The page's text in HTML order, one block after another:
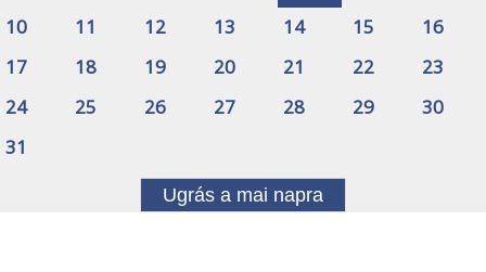
10
11 12 13 14 15
16
17
18 19 20 21 22
23
24
25 26 27 28 29
30
31
Ugrás a mai napra